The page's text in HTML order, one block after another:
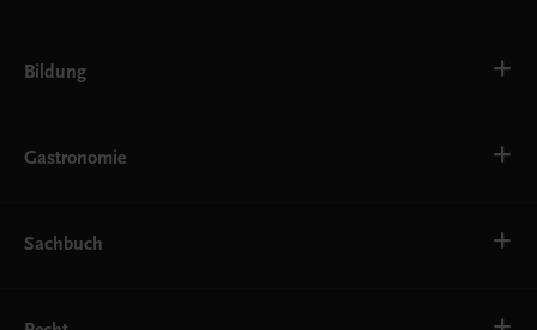
Bildung
AHS
EWF/ZWF
FW
Gastronomie
Getränke
Service
Sachbuch